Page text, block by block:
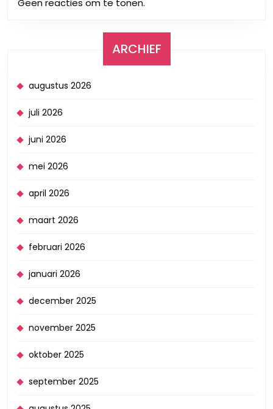
Geen reacties om te tonen.
ARCHIEF
augustus 2026
juli 2026
juni 2026
mei 2026
april 2026
maart 2026
februari 2026
januari 2026
december 2025
november 2025
oktober 2025
september 2025